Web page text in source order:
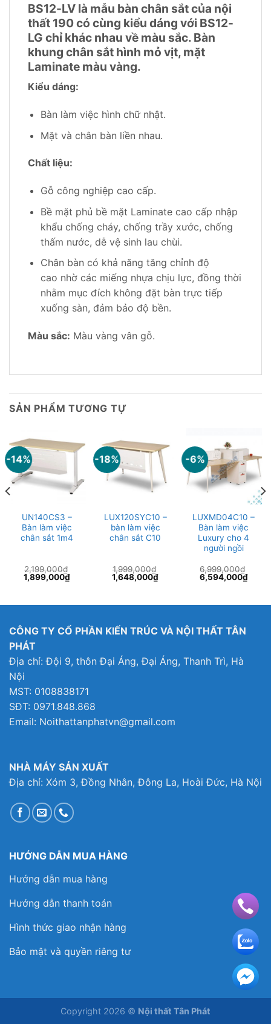
BS12-LV là mẫu bàn chân sắt của nội
thất 190 có cùng kiểu dáng với BS12-
LG chỉ khác nhau về màu sắc. Bàn
khung chân sắt hình mỏ vịt, mặt
Laminate màu vàng.
Kiểu dáng:
Bàn làm việc hình chữ nhật.
Mặt và chân bàn liền nhau.
Chất liệu:
Gỗ công nghiệp cao cấp.
Bề mặt phủ bề mặt Laminate cao cấp nhập
khẩu chống cháy, chống trầy xước, chống
thấm nước, dễ vệ sinh lau chùi.
Chân bàn có khả năng tăng chỉnh độ
cao nhờ các miếng nhựa chịu lực, đồng thời
nhằm mục đích không đặt bàn trực tiếp
xuống sàn, đảm bảo độ bền.
Màu sắc: Màu vàng vân gỗ.
SẢN PHẨM TƯƠNG TỰ
-14%
UN140CS3 –
Bàn làm việc
chân sắt 1m4
2,199,000₫
Giá
gốc
1,899,000₫Giá
1,899,000₫.
-18%
LUX120SYC10 –
bàn làm việc
chân sắt C10
1,999,000₫
Giá
gốc
1,648,000₫Giá
1,648,000₫.
-6%
LUXMD04C10 –
Bàn làm việc
Luxury cho 4
người ngồi
6,999,000₫
Giá
gốc
6,594,000₫Giá
hiện
CÔNG TY CỔ PHẦN KIẾN TRÚC VÀ NỘI THẤT TÂN
PHÁT
Địa chỉ: Đội 9, thôn Đại Áng, Đại Áng, Thanh Trì, Hà
Nội
MST: 0108838171
SĐT: 0971.848.868
Email: Noithattanphatvn@gmail.com
NHÀ MÁY SẢN XUẤT
Địa chỉ: Xóm 3, Đồng Nhân, Đông La, Hoài Đức, Hà Nội
HƯỚNG DẪN MUA HÀNG
Hướng dẫn mua hàng
Hướng dẫn thanh toán
Hình thức giao nhận hàng
Bảo mật và quyền riêng tư
Copyright 2026 © Nội thất Tân Phát